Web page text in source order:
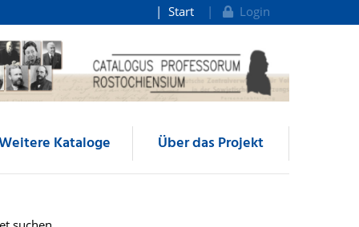
Start Login
Kataloge Über das Projekt